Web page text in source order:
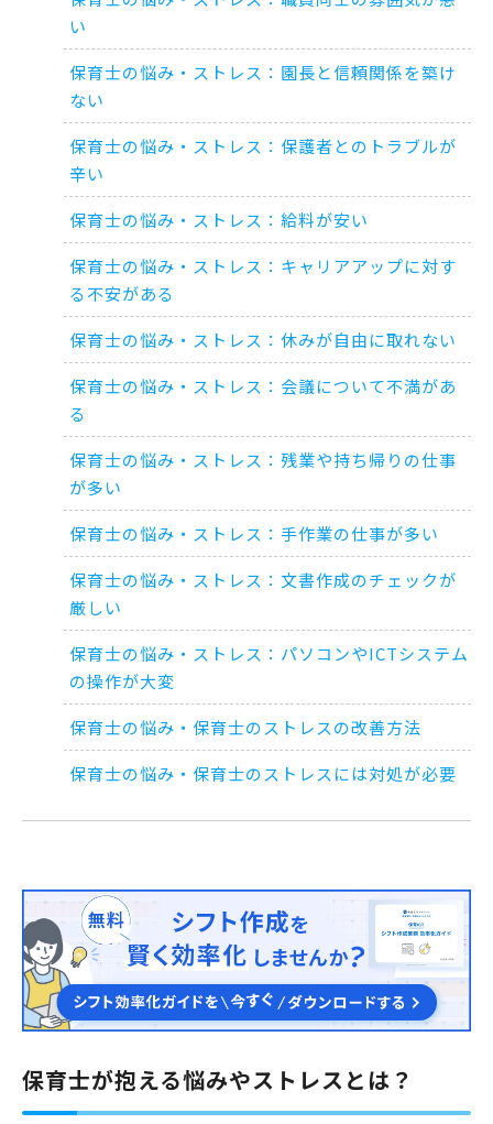
い
保育士の悩み・ストレス：園長と信頼関係を築け
ない
保育士の悩み・ストレス：保護者とのトラブルが
辛い
保育士の悩み・ストレス：給料が安い
保育士の悩み・ストレス：キャリアアップに対す
る不安がある
保育士の悩み・ストレス：休みが自由に取れない
保育士の悩み・ストレス：会議について不満があ
る
保育士の悩み・ストレス：残業や持ち帰りの仕事
が多い
保育士の悩み・ストレス：手作業の仕事が多い
保育士の悩み・ストレス：文書作成のチェックが
厳しい
保育士の悩み・ストレス：パソコンやICTシステム
の操作が大変
保育士の悩み・保育士のストレスの改善方法
保育士の悩み・保育士のストレスには対処が必要
保育士が抱える悩みやストレスとは？